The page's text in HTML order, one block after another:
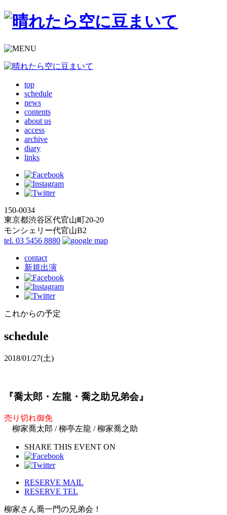
top
schedule
news
contents
about us
access
archive
diary
links
150-0034
東京都渋谷区代官山町20-20
モンシェリー代官山B2
tel. 03 5456 8880
contact
新規出演
これからの予定
schedule
2018/01/27(土)
『喬太郎・左龍・喬之助兄弟会』
売り切れ御免
柳家喬太郎 / 柳亭左龍 / 柳家喬之助
SHARE THIS EVENT ON
RESERVE MAIL
RESERVE TEL
柳家さん喬一門の兄弟会！